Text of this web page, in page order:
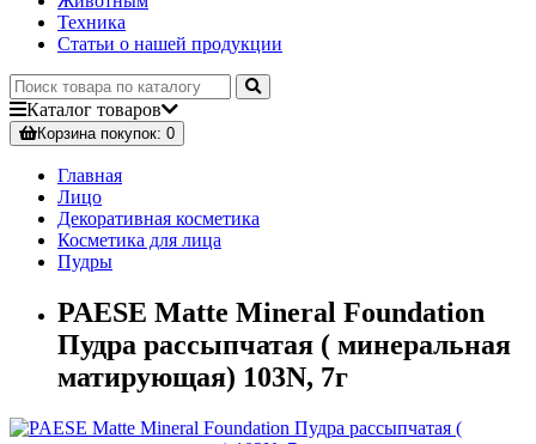
Техника
Статьи о нашей продукции
Каталог товаров
Корзинапокупок: 0
Главная
Лицо
Декоративная косметика
Косметика для лица
Пудры
PAESE Matte Mineral Foundation
Пудра рассыпчатая ( минеральная
матирующая) 103N, 7г